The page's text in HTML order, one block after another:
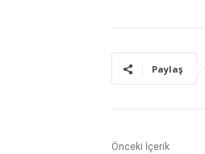
Paylaş
Önceki İçerik